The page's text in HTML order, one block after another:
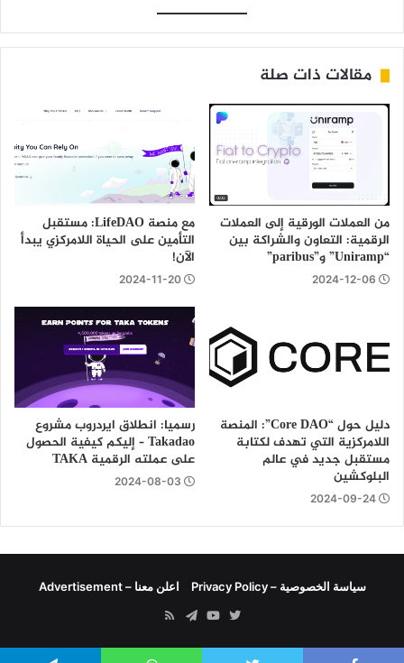
مقالات ذات صلة
من العملات الورقية إلى العملات
الرقمية: التعاون والشراكة بين
“Uniramp” و”paribus”
2024-12-06
مع منصة LifeDAO: مستقبل
التأمين على الحياة اللامركزي يبدأ
الآن!
2024-11-20
دليل حول “Core DAO”: المنصة
اللامركزية التي تهدف لكتابة
مستقبل جديد في عالم
البلوكشين
2024-09-24
رسميا: انطلاق ايردروب مشروع
Takadao – إليكم كيفية الحصول
على عملته الرقمية TAKA
2024-08-03
سياسة الخصوصية – Privacy Policy اعلن معنا – Advertisement